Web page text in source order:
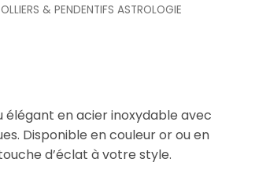
& PENDENTIFS ASTROLOGIE
élégant en acier inoxydable avec
Disponible en couleur or ou en
d’éclat à votre style.